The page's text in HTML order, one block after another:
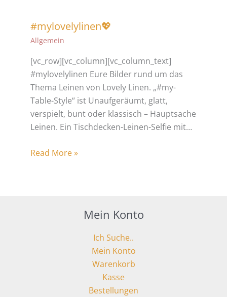
#mylovelylinen💖
Allgemein
[vc_row][vc_column][vc_column_text]
#mylovelylinen Eure Bilder rund um das
Thema Leinen von Lovely Linen. „#my-
Table-Style“ ist Unaufgeräumt, glatt,
verspielt, bunt oder klassisch – Hauptsache
Leinen. Ein Tischdecken-Leinen-Selfie mit…
Read More »
Mein Konto
Ich Suche..
Mein Konto
Warenkorb
Kasse
Bestellungen